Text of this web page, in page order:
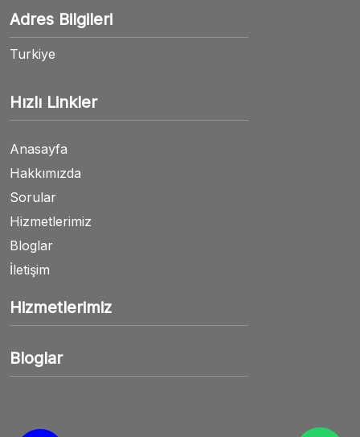
Adres Bilgileri
Turkiye
Hızlı Linkler
Anasayfa
Hakkımızda
Sorular
Hizmetlerimiz
Bloglar
İletişim
Hizmetlerimiz
Bloglar